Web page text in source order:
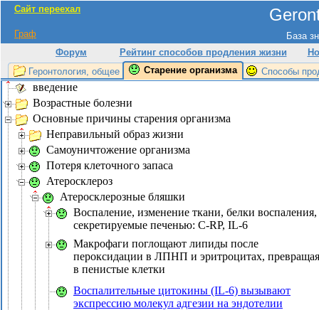
Сайт переехал
База
Граф
Форум
Рейтинг способов продления жизни
Геронтология, общее
Старение организма Способы
введение
Возрастные болезни
Основные причины старения организма
Неправильный образ жизни
Самоуничтожение организма
Потеря клеточного запаса
Атеросклероз
Атеросклерозные бляшки
Воспаление, изменение ткани, белки воспаления,
секретируемые печенью: C-RP, IL-6
Макрофаги поглощают липиды после
пероксидации в ЛПНП и эритроцитах,
в пенистые клетки
Воспалительные цитокины (IL-6) вызывают
экспрессию молекул адгезии на эндотелии